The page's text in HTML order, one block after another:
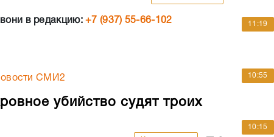
в редакцию:+7 (937) 55-66-102
СМИ2
убийство судят троих
11:19
10:55
10:15